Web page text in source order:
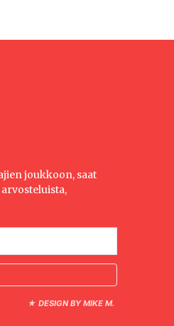
joukkoon, saat
★ DESIGN BY MIKE M.